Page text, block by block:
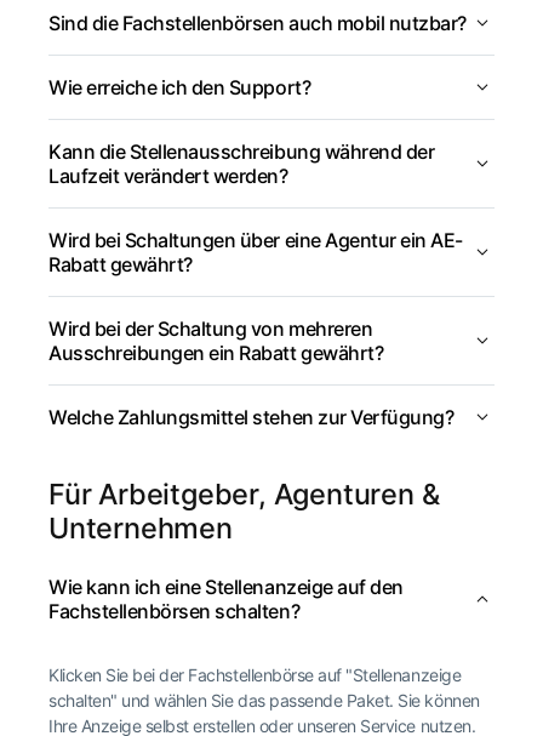
Sind die Fachstellenbörsen auch mobil nutzbar?
Wie erreiche ich den Support?
Kann die Stellenausschreibung während der
Laufzeit verändert werden?
Wird bei Schaltungen über eine Agentur ein AE-
Rabatt gewährt?
Wird bei der Schaltung von mehreren
Ausschreibungen ein Rabatt gewährt?
Welche Zahlungsmittel stehen zur Verfügung?
Für Arbeitgeber, Agenturen &
Unternehmen
Wie kann ich eine Stellenanzeige auf den
Fachstellenbörsen schalten?
Klicken Sie bei der Fachstellenbörse auf "Stellenanzeige
schalten" und wählen Sie das passende Paket. Sie können
Ihre Anzeige selbst erstellen oder unseren Service nutzen.